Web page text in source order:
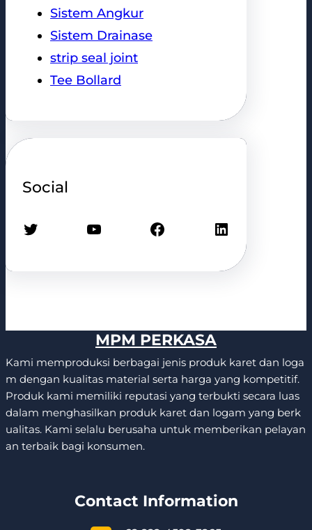
Sistem Angkur
Sistem Drainase
strip seal joint
Tee Bollard
Social
Twitter YouTube Facebook LinkedIn
MPM PERKASA
Kami memproduksi berbagai jenis produk karet dan loga
m dengan kualitas material serta harga yang kompetitif.
Produk kami memiliki reputasi yang terbukti secara luas
dalam menghasilkan produk karet dan logam yang berk
ualitas. Kami selalu berusaha untuk memberikan pelayan
an terbaik bagi konsumen.
Contact Information